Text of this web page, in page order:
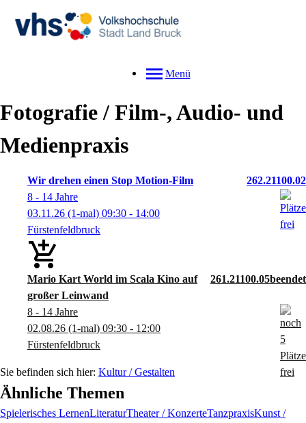
Menü
Fotografie / Film-, Audio- und
Medienpraxis
Mario Kart World im Scala Kino auf
großer Leinwand
261.21100.05
8 - 14 Jahre
02.08.26 (1-mal) 09:30 - 12:00
Fürstenfeldbruck
Wir drehen einen Stop Motion-Film
262.21100.02
8 - 14 Jahre
03.11.26 (1-mal) 09:30 - 14:00
Fürstenfeldbruck
Kultur / Gestalten
Ähnliche Themen
Spielerisches LernenLiteraturTheater / KonzerteTanzpraxisKunst /